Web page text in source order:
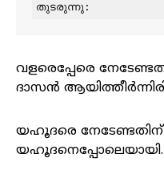
തുടരുന്നു:
വളരെപ്പേരെ
ദാസൻ
യഹൂദരെ
യഹൂദനെപ്പോലെയായി.